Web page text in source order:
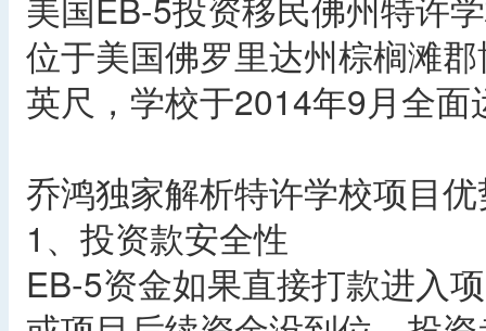
位于美国佛罗里达州棕榈滩
英尺，学校于2014年9月全
乔鸿独家解析特许学校项目
1、投资款安全性
EB-5资金如果直接打款进入